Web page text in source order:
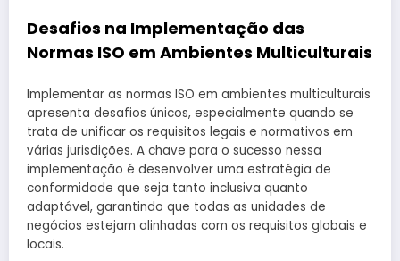
Desafios na Implementação das
Normas ISO em Ambientes Multiculturais
Implementar as normas ISO em ambientes multiculturais
apresenta desafios únicos, especialmente quando se
trata de unificar os requisitos legais e normativos em
várias jurisdições. A chave para o sucesso nessa
implementação é desenvolver uma estratégia de
conformidade que seja tanto inclusiva quanto
adaptável, garantindo que todas as unidades de
negócios estejam alinhadas com os requisitos globais e
locais.